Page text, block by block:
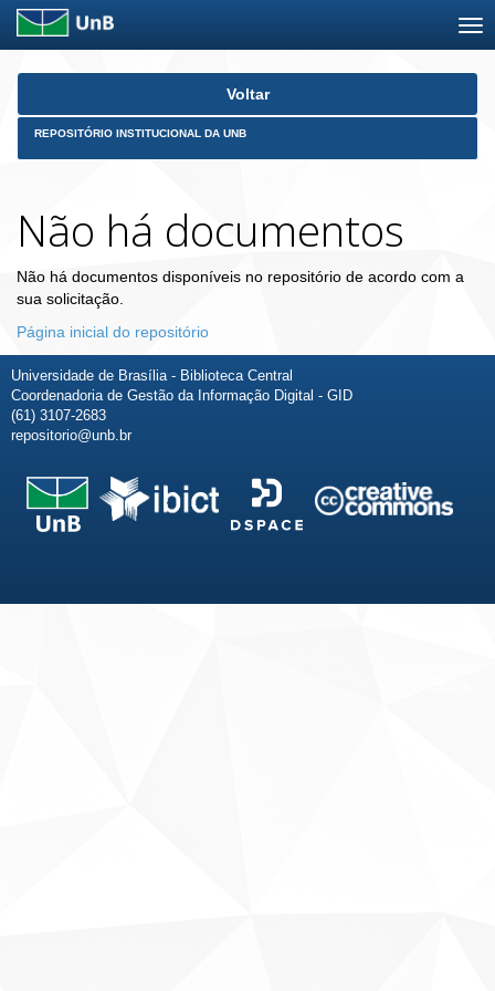
Skip
Voltar
REPOSITÓRIO INSTITUCIONAL DA UNB
Não há documentos
Não há documentos disponíveis no repositório de acordo com a
sua solicitação.
Página inicial do repositório
Universidade de Brasília - Biblioteca Central
Coordenadoria de Gestão da Informação Digital - GID
(61) 3107-2683
repositorio@unb.br